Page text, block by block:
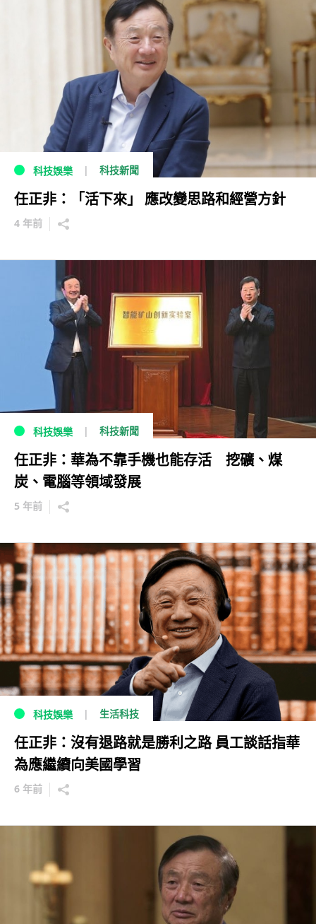
科技娛樂 科技新聞
任正非：「活下來」 應改變思路和經營方針
4 年前
科技娛樂 科技新聞
任正非：華為不靠手機也能存活 挖礦、煤
炭、電腦等領域發展
5 年前
科技娛樂 生活科技
任正非：沒有退路就是勝利之路 員工談話指華
為應繼續向美國學習
6 年前